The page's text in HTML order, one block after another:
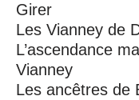
Girer
Les Vianney de
L’ascendance
Vianney
Les ancêtres de